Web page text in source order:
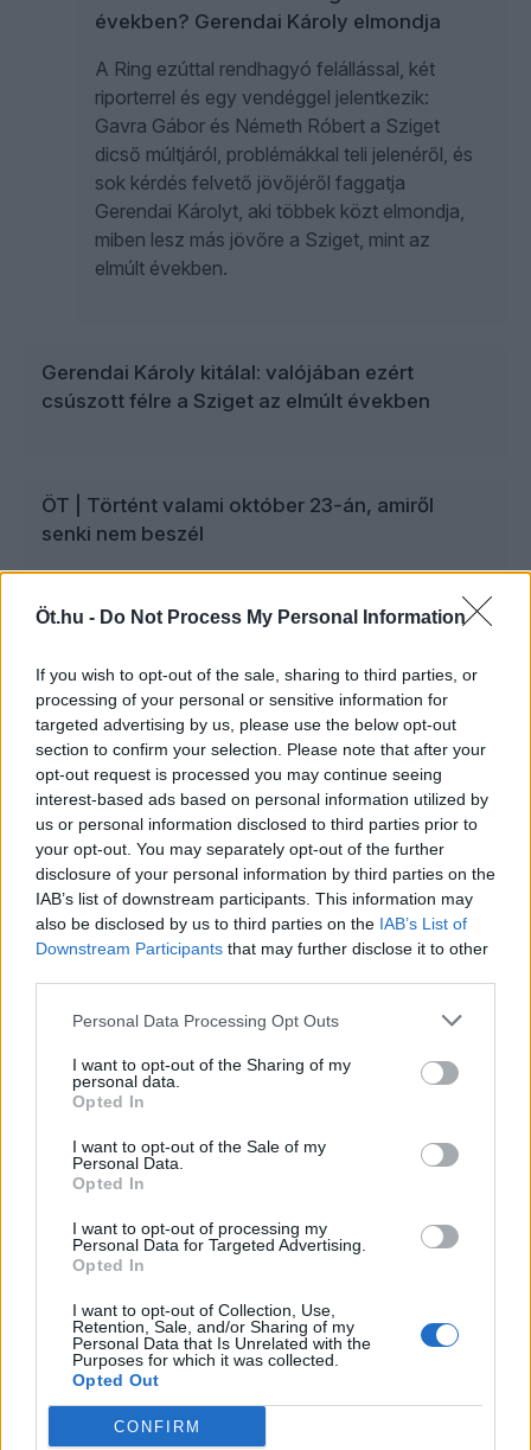
Öt.hu - Do Not Process My Personal Information
If you wish to opt-out of the sale, sharing to third parties, or
processing of your personal or sensitive information for
targeted advertising by us, please use the below opt-out
section to confirm your selection. Please note that after your
opt-out request is processed you may continue seeing
interest-based ads based on personal information utilized by
us or personal information disclosed to third parties prior to
your opt-out. You may separately opt-out of the further
disclosure of your personal information by third parties on the
IAB’s list of downstream participants. This information may
also be disclosed by us to third parties on the IAB’s List of
Downstream Participants that may further disclose it to other
Personal Data Processing Opt Outs
I want to opt-out of the Sharing of my
personal data.
Opted In
I want to opt-out of the Sale of my
Personal Data.
Opted In
I want to opt-out of processing my
Personal Data for Targeted Advertising.
Opted In
I want to opt-out of Collection, Use,
Retention, Sale, and/or Sharing of my
Personal Data that Is Unrelated with the
Purposes for which it was collected.
Opted Out
CONFIRM
években? Gerendai Károly elmondja
A Ring ezúttal rendhagyó felállással, két
riporterrel és egy vendéggel jelentkezik:
Gavra Gábor és Németh Róbert a Sziget
dicső múltjáról, problémákkal teli jelenéről, és
sok kérdés felvető jövőjéről faggatja
Gerendai Károlyt, aki többek közt elmondja,
miben lesz más jövőre a Sziget, mint az
elmúlt években.
Gerendai Károly kitálal: valójában ezért
csúszott félre a Sziget az elmúlt években
ÖT | Történt valami október 23-án, amiről
senki nem beszél
ÖT
Ceglédi: „Nem a mélyszegény
szegregátumokból zúg a mocskos
Fidesz, pedig több okuk lenne rá”
A Monológ legfrissebb adásában Ceglédi
Zoltán többek közt Pogány Induló és a
drogbiztos pengeváltását, a „Mocskos
Fidesz” valódi hatókörét és az EESZT
leállásának filozófiai vonatkozásait vesézte
ki.
DURVA részletek a POLGÁRI ELLENÁLLÁSRÓL,
kormány vs. Pogány Induló, KLÓNOZTÁK
Navracsicsot
NÉMETH RÓBERT
Meghalt a koncert, éljen a koncert?
Beleszagoltam az idei Sziget fesztiválba. És
érdekes következtetésekre jutottam.
Öregedni szar, de izgalmas élmény.
Orbán Viktor minisztere az uniós források